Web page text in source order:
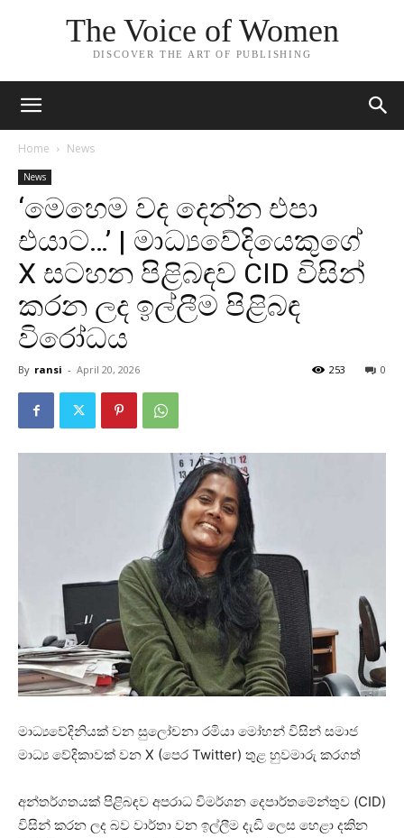
The Voice of Women
DISCOVER THE ART OF PUBLISHING
Home News
News
‘මෙහෙම වද දෙන්න එපා
එයාට…’ | මාධ්‍යවේදියෙකුගේ
X සටහන පිළිබඳව CID විසින්
කරන ලද ඉල්ලීම පිළිබඳ
විරෝධය
By ransi - April 20, 2026 0
253
මාධ්‍යවේදිනියක් වන සුලෝචනා රමියා මෝහන් විසින් සමාජ
මාධ්‍ය වේදිකාවක් වන X (පෙර Twitter) තුළ හුවමාරු කරගත්
අන්තර්ගතයක් පිළිබඳව අපරාධ විමර්ශන දෙපාර්තමේන්තුව (CID)
විසින් කරන ලද බව වාර්තා වන ඉල්ලීම දැඩි ලෙස හෙළා දකින